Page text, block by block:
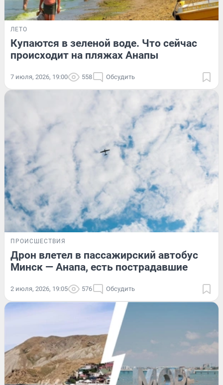
ЛЕТО
Купаются в зеленой воде. Что сейчас
происходит на пляжах Анапы
7 июля, 2026, 19:00 558 Обсудить
ПРОИСШЕСТВИЯ
Дрон влетел в пассажирский автобус
Минск — Анапа, есть пострадавшие
2 июля, 2026, 19:05 576 Обсудить